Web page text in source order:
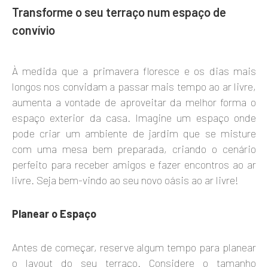
Transforme o seu terraço num espaço de
convívio
À medida que a primavera floresce e os dias mais
longos nos convidam a passar mais tempo ao ar livre,
aumenta a vontade de aproveitar da melhor forma o
espaço exterior da casa. Imagine um espaço onde
pode criar um ambiente de jardim que se misture
com uma mesa bem preparada, criando o cenário
perfeito para receber amigos e fazer encontros ao ar
livre. Seja bem-vindo ao seu novo oásis ao ar livre!
Planear o Espaço
Antes de começar, reserve algum tempo para planear
o layout do seu terraço. Considere o tamanho